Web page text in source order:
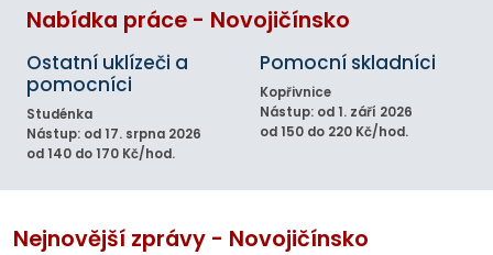
Nabídka práce - Novojičínsko
Ostatní uklízeči a
pomocníci
Studénka
Nástup: od 17. srpna 2026
od 140 do 170 Kč/hod.
Pomocní skladníci
Kopřivnice
Nástup: od 1. září 2026
od 150 do 220 Kč/hod.
Nejnovější zprávy - Novojičínsko